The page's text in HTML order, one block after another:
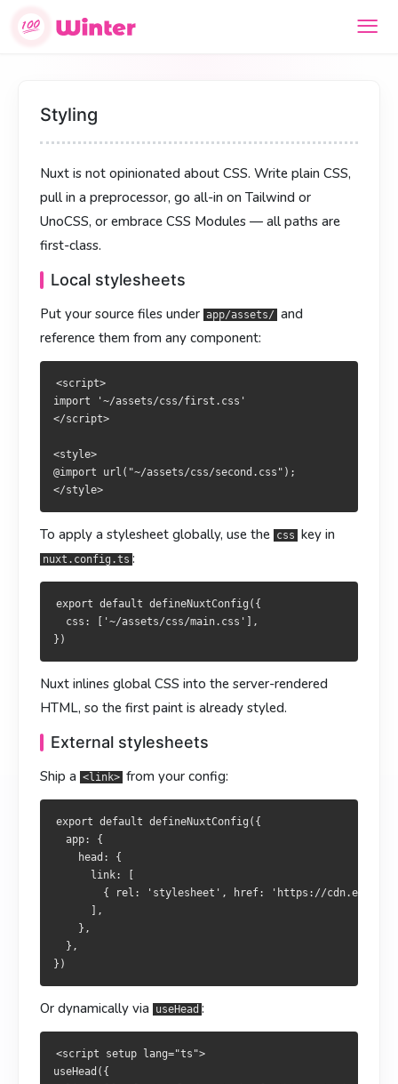
UnoCSS，或 CSS Modules —— 都是“一等公民”。
本地样式文件
把源文件放进 app/assets/
<script>
import '~/assets/css/first.css'
<style>
@import url("~/assets/css/second.css");
export default defineNuxtConfig({
全局 CSS 会被内联到 SSR HTML，首屏一上来就是带样式的。
外部样式表
从配置里挂
export default defineNuxtConfig({
    head: {
      link: [
{ rel: 'stylesheet', href: 'https://
      ],
    },
  },
useHead 动态挂载：
<script setup lang="ts">
useHead({
link: [{ rel: 'stylesheet', href: 'https://
外部样式表会阻塞渲染，能本地化时尽量本地化。
预处理器（SCSS / Sass / Less / Stylus）
UnoCSS，或 CSS Modules —— 皆為「一等公民」。
本地樣式檔
把原始檔放於
<script>
import '~/assets/css/first.css'
<style>
@import url("~/assets/css/second.css");
export default defineNuxtConfig({
全域 CSS 會被內嵌到 SSR HTML，首屏即為已套用樣式的版
外部樣式表
自設定掛上 <link> ：
export default defineNuxtConfig({
    head: {
{ rel: 'stylesheet', href: 'https://
useHead 動態掛載：
<script setup lang="ts">
useHead({
link: [{ rel: 'stylesheet', href: 'https://
})
外部樣式表會阻塞渲染，可本地化者盡量本地化。
Styling
Nuxt is not opinionated about CSS. Write plain CSS,
pull in a preprocessor, go all-in on Tailwind or
UnoCSS, or embrace CSS Modules — all paths are
first-class.
Local stylesheets
Put your source files under app/assets/ and
reference them from any component:
<script>
import '~/assets/css/first.css'
</script>
<style>
@import url("~/assets/css/second.css");
To apply a stylesheet globally, use the css key in
nuxt.config.ts :
export default defineNuxtConfig({
  css: ['~/assets/css/main.css'],
Nuxt inlines global CSS into the server-rendered
HTML, so the first paint is already styled.
External stylesheets
Ship a <link> from your config:
export default defineNuxtConfig({
  app: {
    head: {
      link: [
{ rel: 'stylesheet', href: 'https://
      ],
    },
  },
Or dynamically via useHead :
<script setup lang="ts">
useHead({